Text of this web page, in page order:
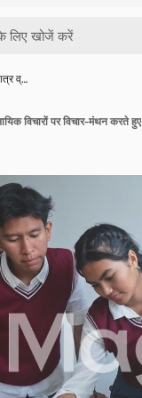
व्…
विचारों पर विचार-मंथन करते हुए